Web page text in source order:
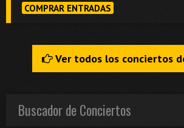
COMPRAR ENTRADAS
Ver todos los conciertos
Buscador de Conciertos